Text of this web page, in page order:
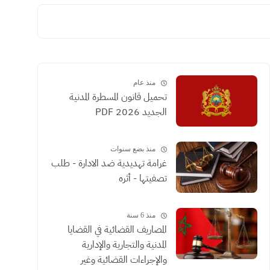
منذ عام
تحميل قانون المسطرة المدنية
الجديد 2026 PDF
منذ بضع سنوات
غرامة تهديدية ضد الادارة - طلب
تصفيتها - أثره
منذ 6 سنة
المصاريف القضائية في القضايا
المدنية والتجارية والإدارية
والإجراءات القضائية وغير